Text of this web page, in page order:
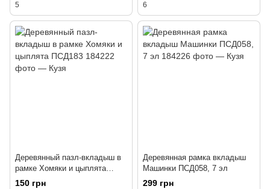
5
6
Деревянный пазл-вкладыш в
рамке Хомяки и цыплята
ПСД183
150 грн
Деревянная рамка вкладыш
Машинки ПСД058, 7 эл
299 грн